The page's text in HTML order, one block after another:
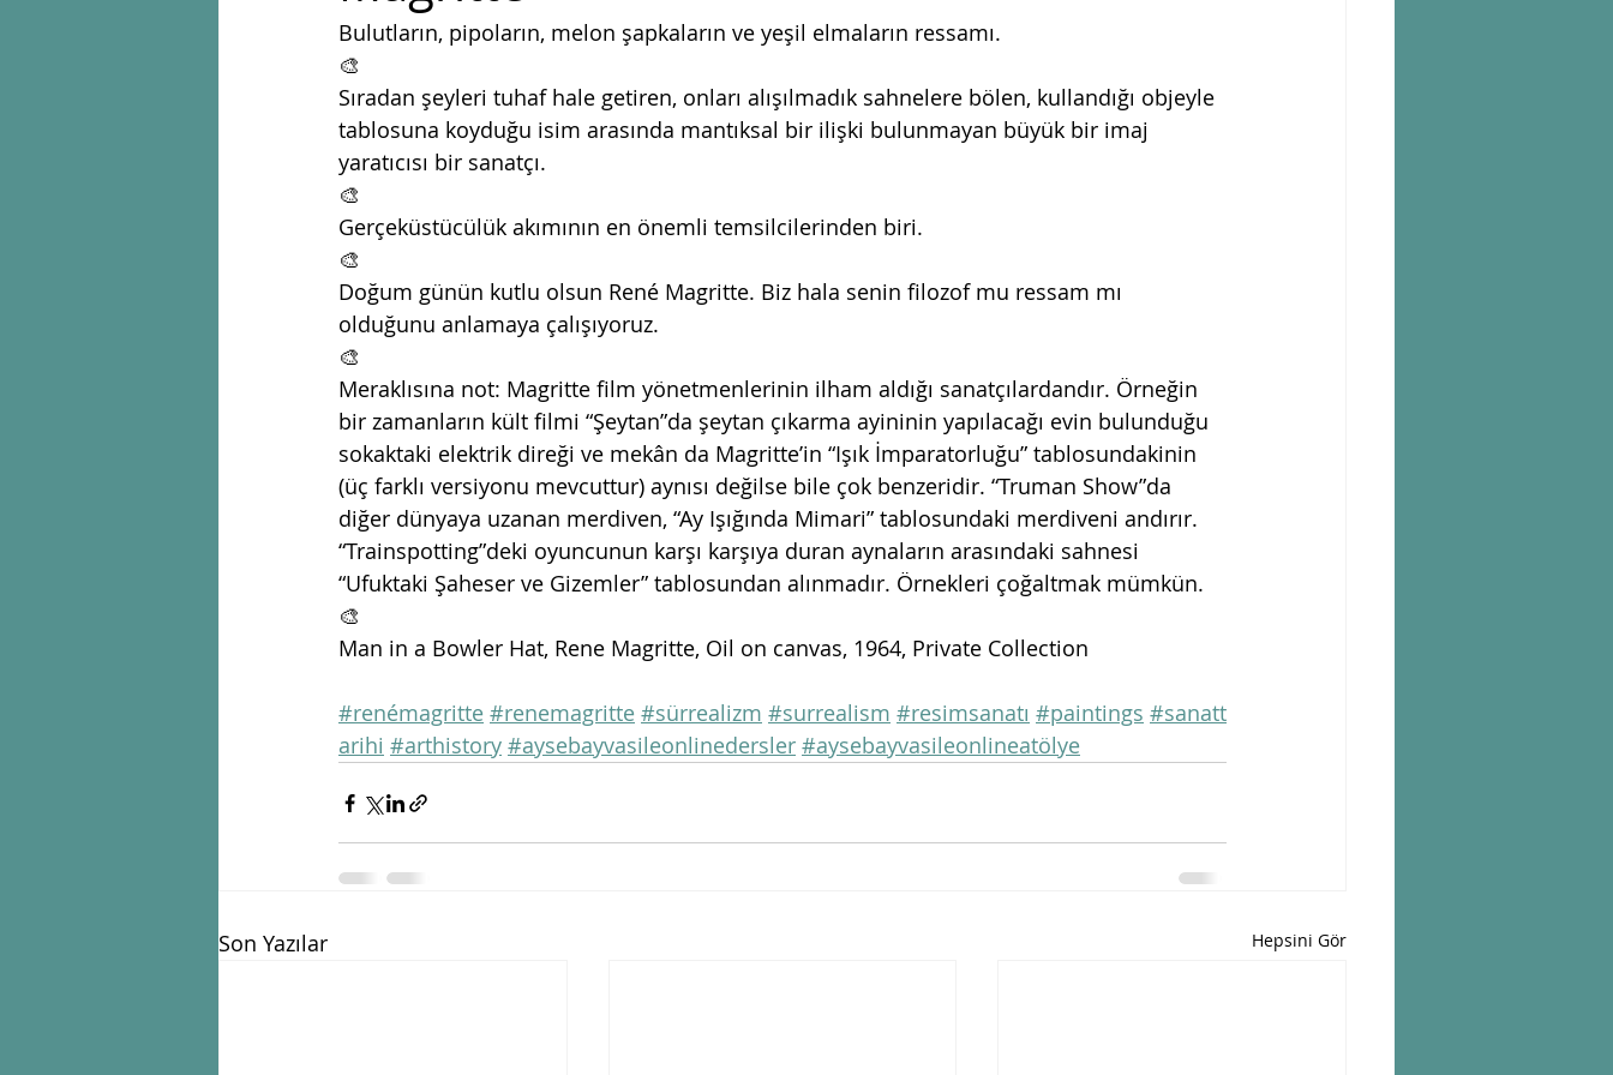
Bulutların, pipoların, melon şapkaların ve yeşil elmaların ressamı.
🎨
Sıradan şeyleri tuhaf hale getiren, onları alışılmadık sahnelere bölen, kullandığı objeyle
tablosuna koyduğu isim arasında mantıksal bir ilişki bulunmayan büyük bir imaj
yaratıcısı bir sanatçı.
🎨
Gerçeküstücülük akımının en önemli temsilcilerinden biri.
🎨
Doğum günün kutlu olsun René Magritte. Biz hala senin filozof mu ressam mı
olduğunu anlamaya çalışıyoruz.
🎨
Meraklısına not: Magritte film yönetmenlerinin ilham aldığı sanatçılardandır. Örneğin
bir zamanların kült filmi “Şeytan”da şeytan çıkarma ayininin yapılacağı evin bulunduğu
sokaktaki elektrik direği ve mekân da Magritte’in “Işık İmparatorluğu” tablosundakinin
(üç farklı versiyonu mevcuttur) aynısı değilse bile çok benzeridir. “Truman Show”da
diğer dünyaya uzanan merdiven, “Ay Işığında Mimari” tablosundaki merdiveni andırır.
“Trainspotting”deki oyuncunun karşı karşıya duran aynaların arasındaki sahnesi
“Ufuktaki Şaheser ve Gizemler” tablosundan alınmadır. Örnekleri çoğaltmak mümkün.
🎨
Man in a Bowler Hat, Rene Magritte, Oil on canvas, 1964, Private Collection
#renémagritte #renemagritte #sürrealizm #surrealism #resimsanatı #paintings #sanatt
arihi #arthistory #aysebayvasileonlinedersler #aysebayvasileonlineatölye
Son Yazılar Hepsini Gör